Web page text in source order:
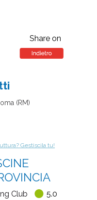
Share on
(RM)
Gestiscila tu!
Club
5.0